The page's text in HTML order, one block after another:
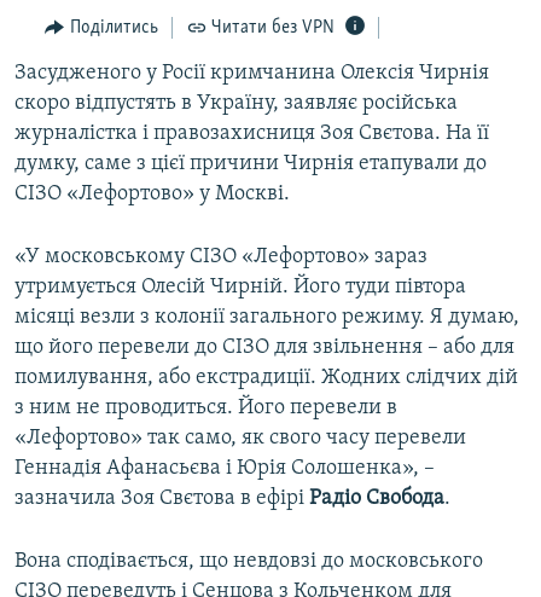
Перейти
пошуку
ПОГЛЯД
ІНТЕРВ'Ю
ВСЕ ЗА ДЕНЬ
СПЕЦПРОЕКТИ
ДЕПОРТАЦІЯ
ВІДЕОУРОКИ «ELIFBE»
СВІДЧЕННЯ ОКУПАЦІЇ
УКРАЇНСЬКА ПРОБЛЕМА КРИМУ
ІНФОГРАФІКА
ЯК ОБІЙТИ БЛОКУВАННЯ
Русский
Qırımtatar
ДОЛУЧАЙСЯ!
Усі сайти RFE/RL
Поділитись Читати без VPN
Засудженого у Росії кримчанина Олексія Чирнія
скоро відпустять в Україну, заявляє російська
журналістка і правозахисниця Зоя Свєтова. На її
думку, саме з цієї причини Чирнія етапували до
СІЗО «Лефортово» у Москві.
«У московському СІЗО «Лефортово» зараз
утримується Олесій Чирній. Його туди півтора
місяці везли з колонії загального режиму. Я думаю,
що його перевели до СІЗО для звільнення – або для
помилування, або екстрадиції. Жодних слідчих дій
з ним не проводиться. Його перевели в
«Лефортово» так само, як свого часу перевели
Геннадія Афанасьєва і Юрія Солошенка», –
зазначила Зоя Свєтова в ефірі Радіо Свобода.
Вона сподівається, що невдовзі до московського
СІЗО переведуть і Сенцова з Кольченком для